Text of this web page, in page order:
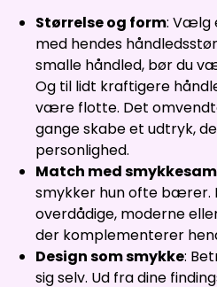
Størrelse og form: Vælg
med hendes
smalle håndled, bør du
Og til lidt kraftigere
være flotte. Det
gange skabe et udtryk,
personlighed.
Match med
smykker hun ofte bærer.
overdådige, moderne
der komplementerer
Design som smykke:
sig selv. Ud fra dine